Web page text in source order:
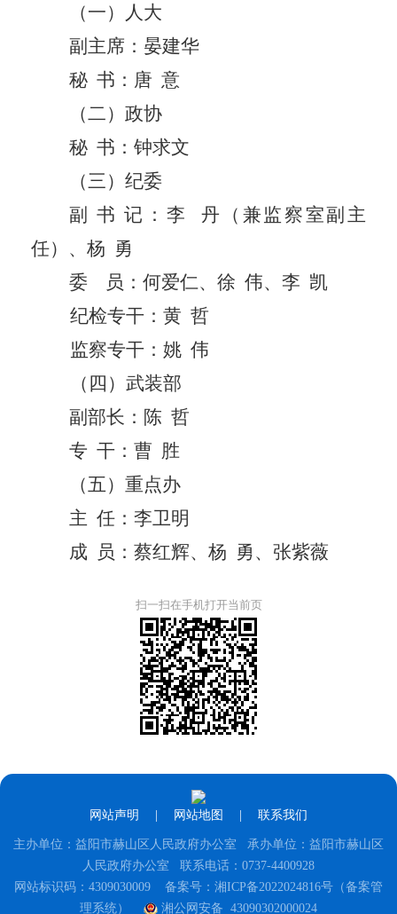
（一）人大
副主席：晏建华
秘 书：唐 意
（二）政协
秘 书：钟求文
（三） 纪委
副
书 记： 李 丹 （兼监察室副主
任）、杨 勇
委
员： 何爱仁、徐 伟、李 凯
纪检专干：黄 哲
监察专干：姚 伟
（四） 武装部
副部长：陈 哲
专 干：曹 胜
（五）重点办
主 任：李卫明
成
员：蔡红辉、杨 勇、张紫薇
扫一扫在手机打开当前页
网站声明 | 网站地图 | 联系我们
主办单位：益阳市赫山区人民政府办公室 承办单位：益阳市赫山区
人民政府办公室 联系电话：0737-4400928
网站标识码：4309030009 备案号：湘ICP备2022024816号（备案管
理系统）
湘公网安备 43090302000024